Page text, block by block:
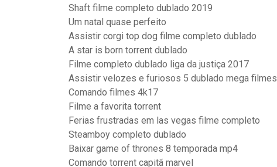
Shaft filme completo dublado 2019
Um natal quase perfeito
Assistir corgi top dog filme completo dublado
A star is born torrent dublado
Filme completo dublado liga da justiça 2017
Assistir velozes e furiosos 5 dublado mega filmes
Comando filmes 4k17
Filme a favorita torrent
Ferias frustradas em las vegas filme completo
Steamboy completo dublado
Baixar game of thrones 8 temporada mp4
Comando torrent capitã marvel